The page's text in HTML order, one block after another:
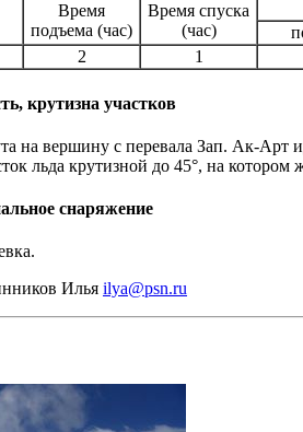
Время
подъема (час)
Время спуска
(час)
2 1
крутизна участков
на вершину с перевала Зап. Ак-Арт
льда крутизной до 45°, на
снаряжение
Илья ilya@psn.ru